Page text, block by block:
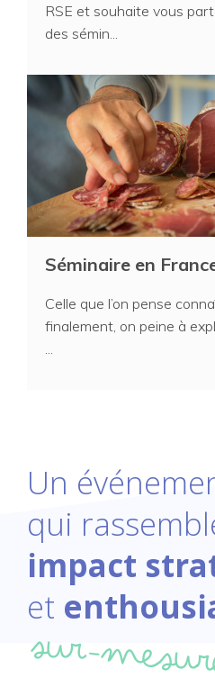
RSE et souhaite vous
des sémin...
Séminaire en
Celle que l’on pense
finalement, on peine à
Un
qui
impact
et
sur-